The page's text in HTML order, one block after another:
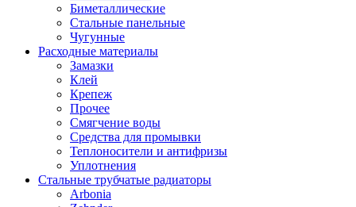
Биметаллические
Стальные панельные
Чугунные
Расходные материалы
Замазки
Клей
Крепеж
Прочее
Смягчение воды
Средства для промывки
Теплоносители и антифризы
Уплотнения
Стальные трубчатые радиаторы
Arbonia